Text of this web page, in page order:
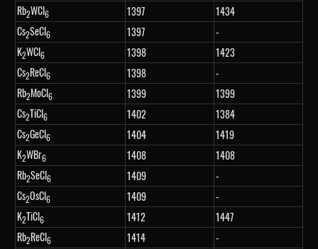
Rb2WCl6 1397
1434
Cs2SeCl6 1397
-
K2WCl6 1398
1423
Cs2ReCl6 1398
-
Rb2MoCl6 1399
1399
Cs2TiCl6 1402
1384
Cs2GeCl6 1404
1419
K2WBr6 1408
1408
Rb2SeCl6 1409
-
Cs2OsCl6 1409
-
K2TiCl6 1412
1447
Rb2ReCl6 1414
-